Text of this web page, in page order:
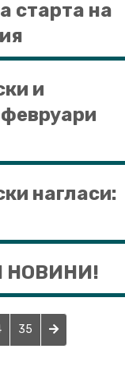
старта на
и
нагласи:
НОВИНИ!
35